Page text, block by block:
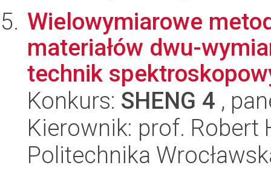
Wielowymiarowe
materiałów dwu-
technik
Konkurs: SHENG 4 ,
Kierownik: prof. Robert
Politechnika